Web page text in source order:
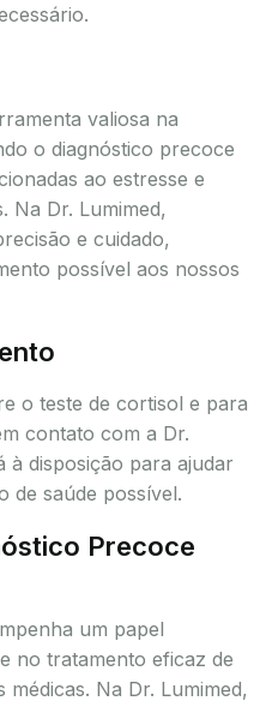
valiosa na
o diagnóstico precoce
ao estresse e
Na Dr. Lumimed,
e cuidado,
possível aos nossos
o teste de cortisol e para
contato com a Dr.
à disposição para ajudar
de saúde possível.
Precoce
um papel
no tratamento eficaz de
médicas. Na Dr. Lumimed,